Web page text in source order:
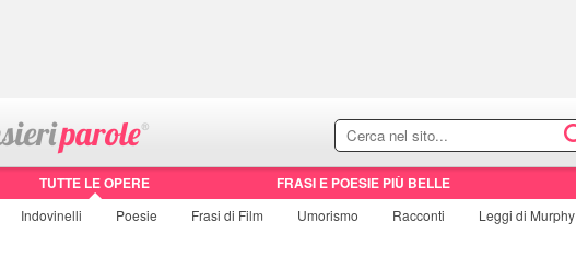
TUTTE LE OPERE FRASI E POESIE PIÙ BELLE
Indovinelli Poesie Frasi di Film Umorismo Racconti Leggi di Murphy